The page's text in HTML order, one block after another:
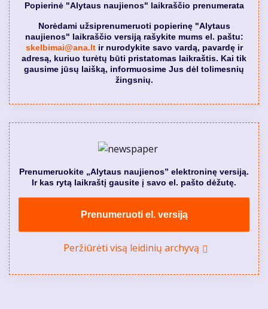
Popierinė "Alytaus naujienos" laikraščio prenumerata
Norėdami užsiprenumeruoti popierinę "Alytaus
naujienos" laikraščio versiją rašykite mums el. paštu:
skelbimai@ana.ltir nurodykite savo vardą, pavardę ir
adresą, kuriuo turėtų būti pristatomas laikraštis. Kai tik
gausime jūsų laišką, informuosime Jus dėl tolimesnių
žingsnių.
Prenumeruokite „Alytaus naujienos” elektroninę versiją.
Ir kas rytą laikraštį gausite į savo el. pašto dėžutę.
Prenumeruoti el. versiją
Peržiūrėti visą leidinių archyvą